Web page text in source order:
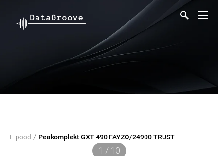
E-pood / Peakomplekt GXT 490 FAYZO/24900 TRUST
1 / 10